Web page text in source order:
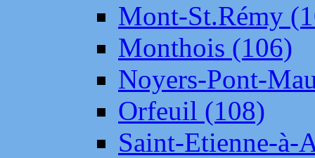
Mont-St.Rémy
Monthois (106)
Noyers-Pont-
Orfeuil (108)
Saint-Etienne-à-